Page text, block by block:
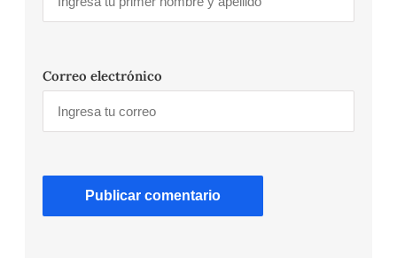
Correo electrónico